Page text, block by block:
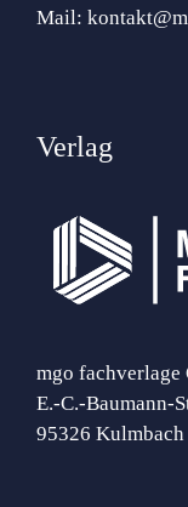
Mail:
Verlag
mgo fachverlage
E.-C.-Baumann-
95326 Kulmbach